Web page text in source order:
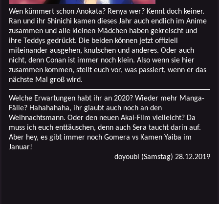
Wen kümmert schon Anokata? Renya wer? Kennt doch keiner.
Ran und ihr Shinichi kamen dieses Jahr auch endlich im Anime
zusammen und alle kleinen Mädchen haben gekreischt und
ihre Teddys gedrückt. Die beiden können jetzt offiziell
miteinander ausgehen, knutschen und anderes. Oder auch
nicht, denn Conan ist immer noch klein. Also wenn sie hier
zusammen kommen, stellt euch vor, was passiert, wenn er das
nächste Mal groß wird.
Welche Erwartungen habt ihr an 2020? Wieder mehr Manga-
Fälle? Hahahahaha, ihr glaubt auch noch an den
Weihnachtsmann. Oder den neuen Akai-Film vielleicht? Da
muss ich euch enttäuschen, denn auch Sera taucht darin auf.
Aber hey, es gibt immer noch Gomera vs Kamen Yaiba im
Januar!
doyoubi (Samstag) 28.12.2019